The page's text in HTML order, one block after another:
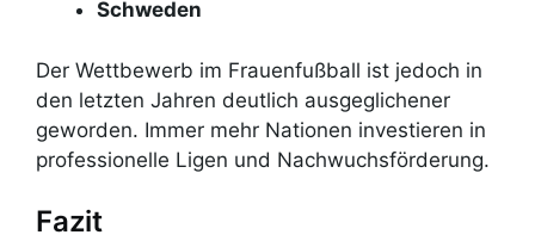
Schweden
Der Wettbewerb im Frauenfußball ist jedoch in
den letzten Jahren deutlich ausgeglichener
geworden. Immer mehr Nationen investieren in
professionelle Ligen und Nachwuchsförderung.
Fazit